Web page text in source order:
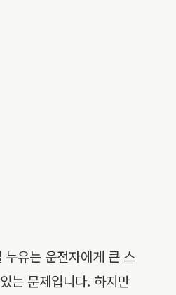
유는 운전자에게 큰 스
는 문제입니다. 하지만